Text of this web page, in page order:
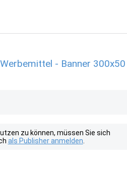
- Banner 300x50
zu können, müssen Sie sich
als Publisher anmelden